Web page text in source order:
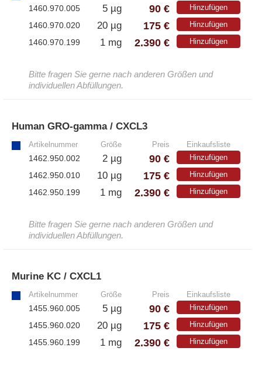
1460.970.005 5 µg 90 € Hinzufügen
1460.970.020 20 µg 175 € Hinzufügen
1460.970.199 1 mg 2.390 € Hinzufügen
Bitte fragen Sie gerne nach anderen Größen und
individuellen Abfüllungen.
Human GRO-gamma / CXCL3
Artikelnummer Größe Preis Einkaufsliste
1462.950.002 2 µg 90 € Hinzufügen
1462.950.010 10 µg 175 € Hinzufügen
1462.950.199 1 mg 2.390 € Hinzufügen
Bitte fragen Sie gerne nach anderen Größen und
individuellen Abfüllungen.
Murine KC / CXCL1
Artikelnummer Größe Preis Einkaufsliste
1455.960.005 5 µg 90 € Hinzufügen
1455.960.020 20 µg 175 € Hinzufügen
1455.960.199 1 mg 2.390 € Hinzufügen